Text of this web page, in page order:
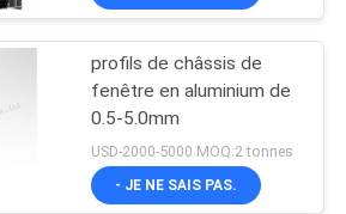
profils de châssis de
fenêtre en aluminium de
0.5-5.0mm
USD-2000-5000 MOQ:2 tonnes
- JE NE SAIS PAS.